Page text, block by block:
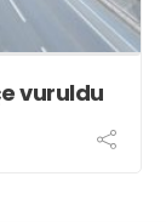
vuruldu